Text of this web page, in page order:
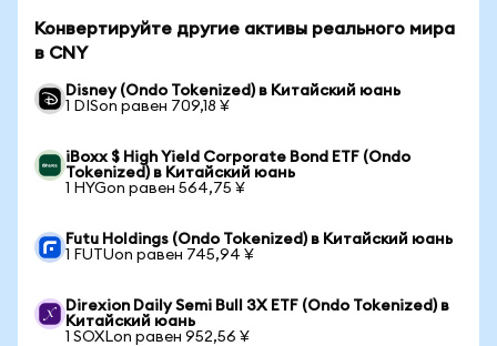
Конвертируйте другие активы реального мира
в CNY
Disney (Ondo Tokenized) в Китайский юань
1 DISon равен 709,18 ¥
iBoxx $ High Yield Corporate Bond ETF (Ondo
Tokenized) в Китайский юань
1 HYGon равен 564,75 ¥
Futu Holdings (Ondo Tokenized) в Китайский юань
1 FUTUon равен 745,94 ¥
Direxion Daily Semi Bull 3X ETF (Ondo Tokenized) в
Китайский юань
1 SOXLon равен 952,56 ¥